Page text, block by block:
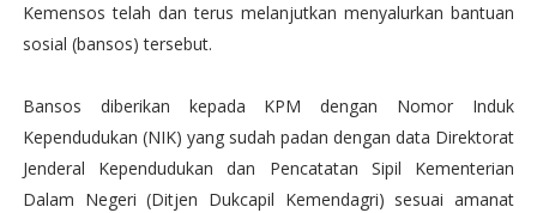
Kemensos telah dan terus melanjutkan menyalurkan bantuan
sosial (bansos) tersebut.
Bansos diberikan kepada KPM dengan Nomor Induk
Kependudukan (NIK) yang sudah padan dengan data Direktorat
Jenderal Kependudukan dan Pencatatan Sipil Kementerian
Dalam Negeri (Ditjen Dukcapil Kemendagri) sesuai amanat